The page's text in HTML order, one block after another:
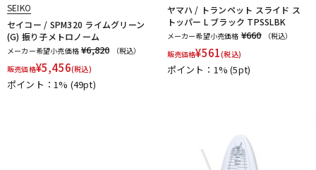
SEIKO
セイコー / SPM320 ライムグリーン
(G) 振り子メトロノーム
メーカー希望小売価格 ¥6,820
（税込）
販売価格¥5,456(税込)
ポイント：1% (49pt)
ヤマハ / トランペット スライド ス
トッパー L ブラック TPSSLBK
メーカー希望小売価格 ¥660
（税込）
販売価格¥561(税込)
ポイント：1%(5pt)